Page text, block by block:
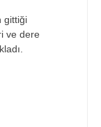
gittiği
ve dere